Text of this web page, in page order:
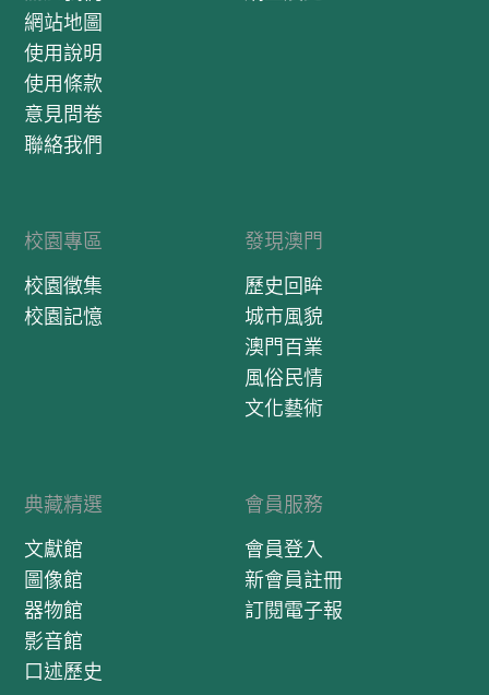
網站地圖
使用說明
使用條款
意見問卷
聯絡我們
校園專區
校園徵集
校園記憶
發現澳門
歷史回眸
城市風貌
澳門百業
風俗民情
文化藝術
典藏精選
文獻館
圖像館
器物館
影音館
口述歷史
會員服務
會員登入
新會員註冊
訂閱電子報